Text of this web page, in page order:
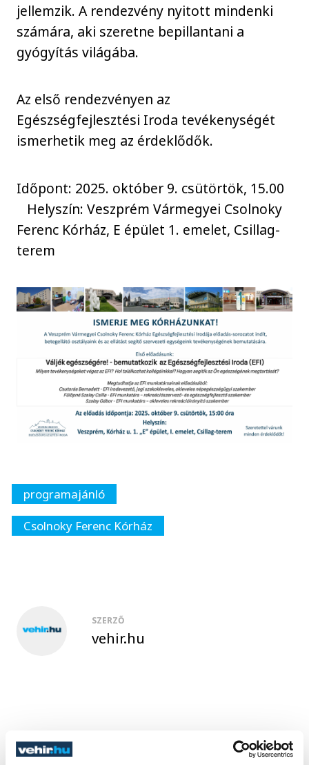
jellemzik. A rendezvény nyitott mindenki
számára, aki szeretne bepillantani a
gyógyítás világába.
Az első rendezvényen az
Egészségfejlesztési Iroda tevékenységét
ismerhetik meg az érdeklődők.
Időpont: 2025. október 9. csütörtök, 15.00
Helyszín: Veszprém Vármegyei Csolnoky
Ferenc Kórház, E épület 1. emelet, Csillag-
terem
programajánló
Csolnoky Ferenc Kórház
SZERZŐ
vehir.hu